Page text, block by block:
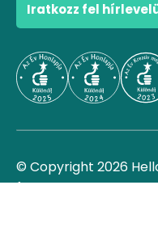
Iratkozz fel
© Copyright 2026
fenntartva.